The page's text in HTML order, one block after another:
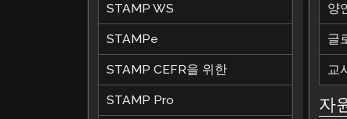
STAMP WS
STAMPe
STAMP CEFR을 위한
STAMP Pro
양
글
교
자